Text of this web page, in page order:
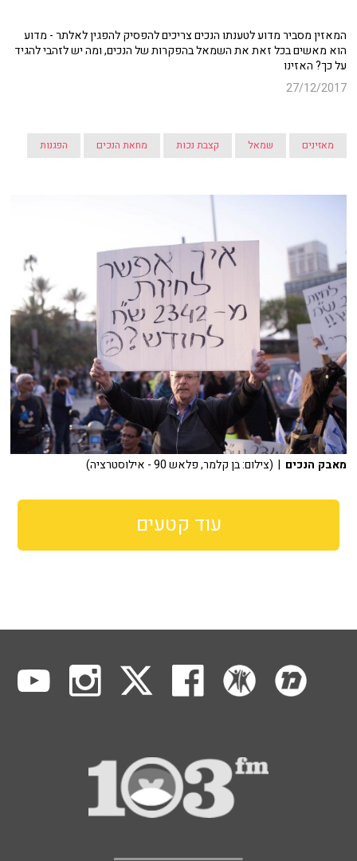
המאזין מסביר מדוע לטענתו הנכים צריכים להפסיק להפגין לאלתר - מדוע
הוא מאשים בכל זאת את השמאל בהפקרות של הנכים, ומה יש לזהבי להגיד
על כך? האזינו
27/12/2017
מאזינים שמאל קצבת נכות מחאת הנכים הפגנות
מאבק הנכים | (צילום: בן קלמר, פלאש 90 - אילוסטרציה)
עוד קטעים